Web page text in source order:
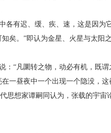
有迟、缓、疾、速，这是因为
矣。”即认为金星、火星与太阳
“凡圜转之物，动必有机，既谓
一昼夜中一个出现一个隐没，
思想家谭嗣同认为，张载的宇